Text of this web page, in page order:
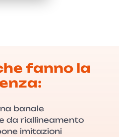
fanno la
banale
da riallineamento
imitazioni